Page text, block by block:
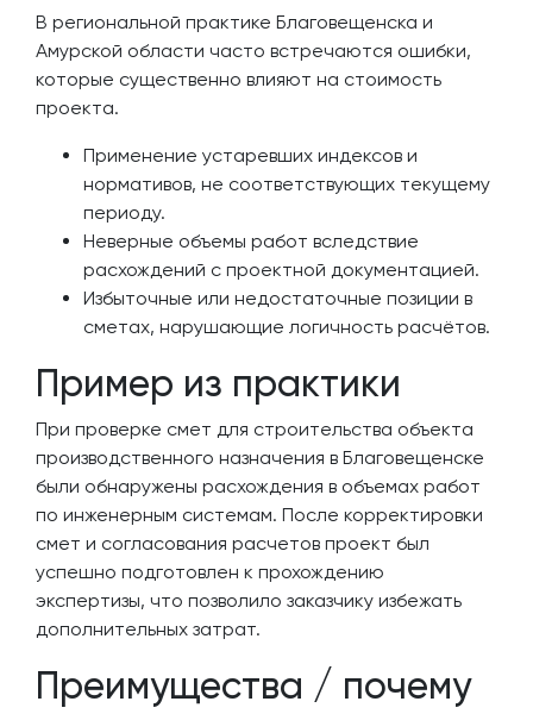
В региональной практике Благовещенска и
Амурской области часто встречаются ошибки,
которые существенно влияют на стоимость
проекта.
Применение устаревших индексов и
нормативов, не соответствующих текущему
периоду.
Неверные объемы работ вследствие
расхождений с проектной документацией.
Избыточные или недостаточные позиции в
сметах, нарушающие логичность расчётов.
Пример из практики
При проверке смет для строительства объекта
производственного назначения в Благовещенске
были обнаружены расхождения в объемах работ
по инженерным системам. После корректировки
смет и согласования расчетов проект был
успешно подготовлен к прохождению
экспертизы, что позволило заказчику избежать
дополнительных затрат.
Преимущества / почему